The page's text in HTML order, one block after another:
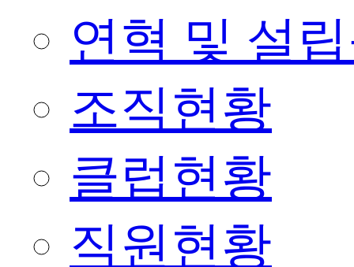
연혁 및 설
조직현황
클럽현황
직원현황